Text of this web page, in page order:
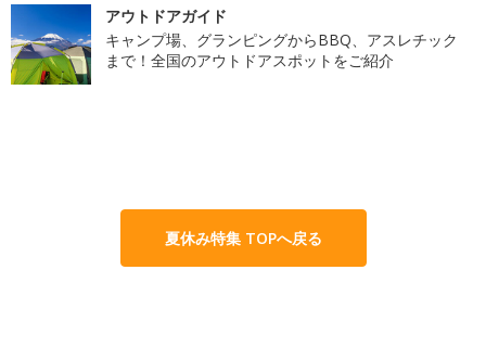
アウトドアガイド
キャンプ場、グランピングからBBQ、アスレチック
まで！全国のアウトドアスポットをご紹介
夏休み特集 TOPへ戻る